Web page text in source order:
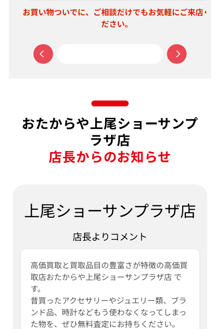
お買い物ついでに、ご相談だけでもお気軽にご来店く
ださい。
おたからや上尾ショーサンプ
ラザ店
店長からのお知らせ
上尾ショーサンプラザ店
店長よりコメント
高価買取と買取品目の豊富さが特徴の高価買
取店おたからや上尾ショーサンプラザ店 で
す。
昔買ったアクセサリーやジュエリー類、ブラ
ンド品、時計などもう使わなくなってしまっ
た物を、ぜひ無料査定にお持ちください。